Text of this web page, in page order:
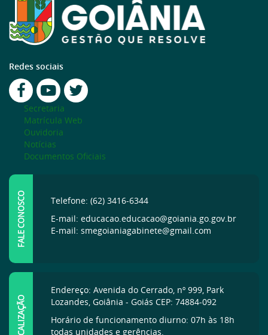
Redes sociais
Secretaria
Matrícula Web
Ouvidoria
Notícias
Documentos Oficiais
FALE CONOSCO
Telefone: (62) 3416-6344
E-mail: educacao.educacao@goiania.go.gov.br
E-mail: smegoianiagabinete@gmail.com
LOCALIZAÇÃO
Endereço: Avenida do Cerrado, nº 999, Park
Lozandes, Goiânia - Goiás CEP: 74884-092
Horário de funcionamento diurno: 07h às 18h
todas unidades e gerências.